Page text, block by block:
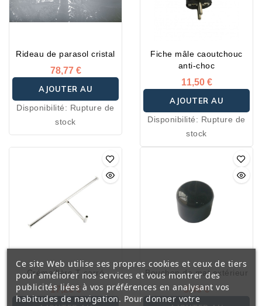
Rideau de parasol cristal
78,77 €
AJOUTER AU
PANIER
Disponibilité: Rupture de
stock
Fiche mâle caoutchouc
anti-choc
11,50 €
AJOUTER AU
PANIER
Disponibilité: Rupture de
stock
Crémaillère T carré
17,26 €
Bouchon de mat extérieur
3,46 €
Ce site Web utilise ses propres cookies et ceux de tiers
pour améliorer nos services et vous montrer des
publicités liées à vos préférences en analysant vos
habitudes de navigation. Pour donner votre